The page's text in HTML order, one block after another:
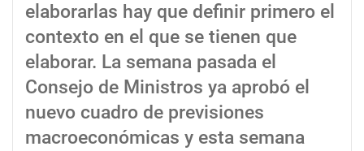
elaborarlas hay que definir primero el
contexto en el que se tienen que
elaborar. La semana pasada el
Consejo de Ministros ya aprobó el
nuevo cuadro de previsiones
macroeconómicas y esta semana